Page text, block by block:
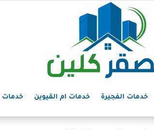
خدمات الفجيرة خدمات ام القيوين خدمات